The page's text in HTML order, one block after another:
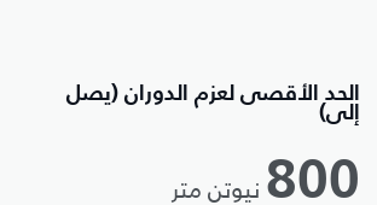
الحد الأقصى لعزم الدوران (يصل
إلى)
800 نيوتن متر